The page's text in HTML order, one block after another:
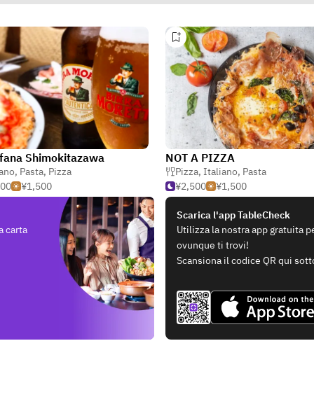
Shimokitazawa
, Pasta, Pizza
¥1,500
NOT A PIZZA
Pizza, Italiano, Pasta
¥2,500
¥1,500
carta
Scarica l'app TableCheck
Utilizza la nostra app gratuita
ovunque ti trovi!
Scansiona il codice QR qui